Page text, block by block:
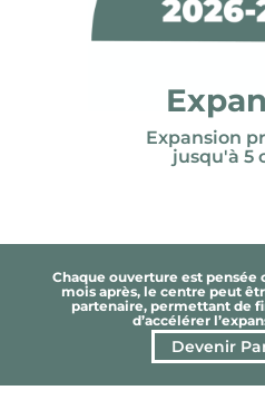
Expansion
jusqu'à 5
Chaque ouverture est pensée
mois après, le centre peut
partenaire, permettant de
d’accélérer
Devenir